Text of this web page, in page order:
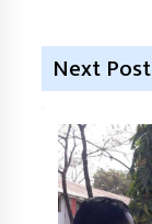
Next Post